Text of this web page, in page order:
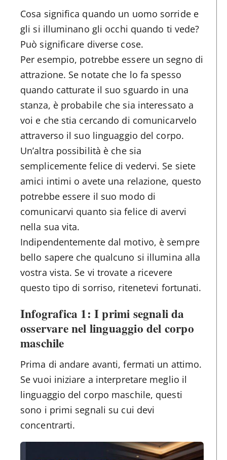
Cosa significa quando un uomo sorride e
gli si illuminano gli occhi quando ti vede?
Può significare diverse cose.
Per esempio, potrebbe essere un segno di
attrazione. Se notate che lo fa spesso
quando catturate il suo sguardo in una
stanza, è probabile che sia interessato a
voi e che stia cercando di comunicarvelo
attraverso il suo linguaggio del corpo.
Un’altra possibilità è che sia
semplicemente felice di vedervi. Se siete
amici intimi o avete una relazione, questo
potrebbe essere il suo modo di
comunicarvi quanto sia felice di avervi
nella sua vita.
Indipendentemente dal motivo, è sempre
bello sapere che qualcuno si illumina alla
vostra vista. Se vi trovate a ricevere
questo tipo di sorriso, ritenetevi fortunati.
Infografica 1: I primi segnali da
osservare nel linguaggio del corpo
maschile
Prima di andare avanti, fermati un attimo.
Se vuoi iniziare a interpretare meglio il
linguaggio del corpo maschile, questi
sono i primi segnali su cui devi
concentrarti.